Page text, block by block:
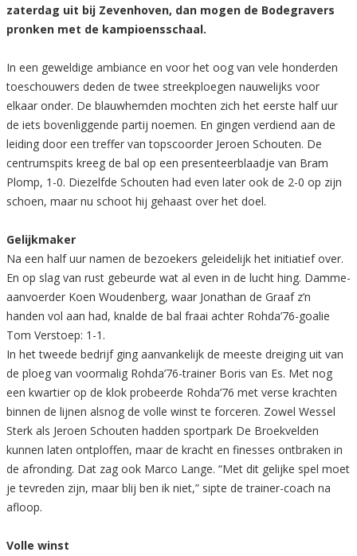
zaterdag uit bij Zevenhoven, dan mogen de Bodegravers
pronken met de kampioensschaal.
In een geweldige ambiance en voor het oog van vele honderden
toeschouwers deden de twee streekploegen nauwelijks voor
elkaar onder. De blauwhemden mochten zich het eerste half uur
de iets bovenliggende partij noemen. En gingen verdiend aan de
leiding door een treffer van topscoorder Jeroen Schouten. De
centrumspits kreeg de bal op een presenteerblaadje van Bram
Plomp, 1-0. Diezelfde Schouten had even later ook de 2-0 op zijn
schoen, maar nu schoot hij gehaast over het doel.
Gelijkmaker
Na een half uur namen de bezoekers geleidelijk het initiatief over.
En op slag van rust gebeurde wat al even in de lucht hing. Damme-
aanvoerder Koen Woudenberg, waar Jonathan de Graaf z’n
handen vol aan had, knalde de bal fraai achter Rohda’76-goalie
Tom Verstoep: 1-1.
In het tweede bedrijf ging aanvankelijk de meeste dreiging uit van
de ploeg van voormalig Rohda’76-trainer Boris van Es. Met nog
een kwartier op de klok probeerde Rohda’76 met verse krachten
binnen de lijnen alsnog de volle winst te forceren. Zowel Wessel
Sterk als Jeroen Schouten hadden sportpark De Broekvelden
kunnen laten ontploffen, maar de kracht en finesses ontbraken in
de afronding. Dat zag ook Marco Lange. “Met dit gelijke spel moet
je tevreden zijn, maar blij ben ik niet,” sipte de trainer-coach na
afloop.
Volle winst